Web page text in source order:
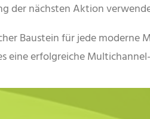
der nächsten Aktion
Baustein für jede
erfolgreiche